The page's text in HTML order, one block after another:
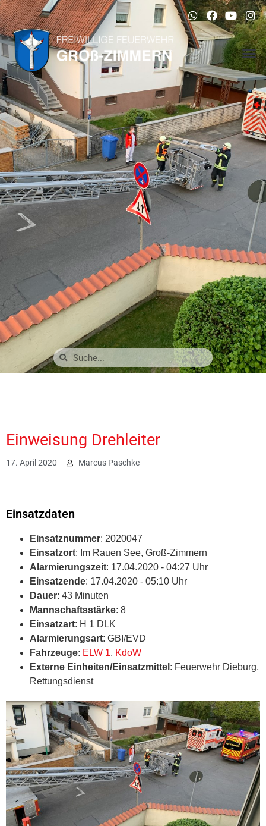
Einweisung Drehleiter
17. April 2020 Marcus Paschke
Einsatzdaten
Einsatznummer: 2020047
Einsatzort: Im Rauen See, Groß-Zimmern
Alarmierungszeit: 17.04.2020 - 04:27 Uhr
Einsatzende: 17.04.2020 - 05:10 Uhr
Dauer: 43 Minuten
Mannschaftsstärke: 8
Einsatzart: H 1 DLK
Alarmierungsart: GBI/EVD
Fahrzeuge: ELW 1, KdoW
Externe Einheiten/Einsatzmittel : Feuerwehr Dieburg,
Rettungsdienst